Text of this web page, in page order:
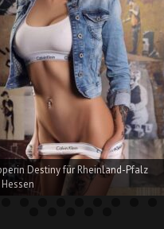
Destiny für Rheinland-Pfalz